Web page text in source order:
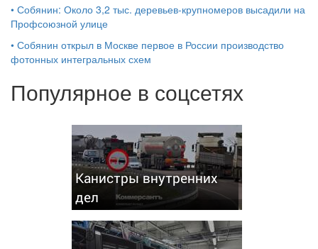
• Собянин: Около 3,2 тыс. деревьев-крупномеров высадили на
Профсоюзной улице
• Собянин открыл в Москве первое в России производство
фотонных интегральных схем
Популярное в соцсетях
Канистры внутренних
дел